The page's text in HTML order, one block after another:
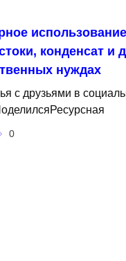
конденсат и
нуждах
с друзьями в
0